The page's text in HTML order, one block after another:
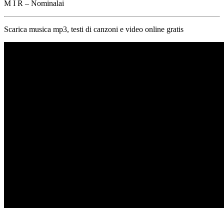
M I R – Nominalai
Scarica musica mp3, testi di canzoni e video online gratis